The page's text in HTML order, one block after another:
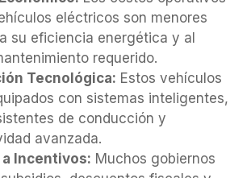
eléctricos son menores
su eficiencia energética y al
requerido.
Tecnológica: Estos vehículos
con sistemas inteligentes,
de conducción y
avanzada.
Incentivos: Muchos gobiernos